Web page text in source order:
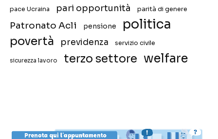
pace Ucraina pari opportunità parità di genere
Patronato Acli pensione politica
povertà previdenza servizio civile
sicurezza lavoro terzo settore welfare